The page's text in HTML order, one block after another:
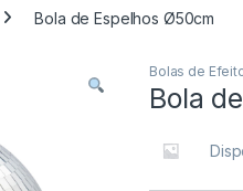
Bola de Espelhos Ø50cm
Bolas de
Bola